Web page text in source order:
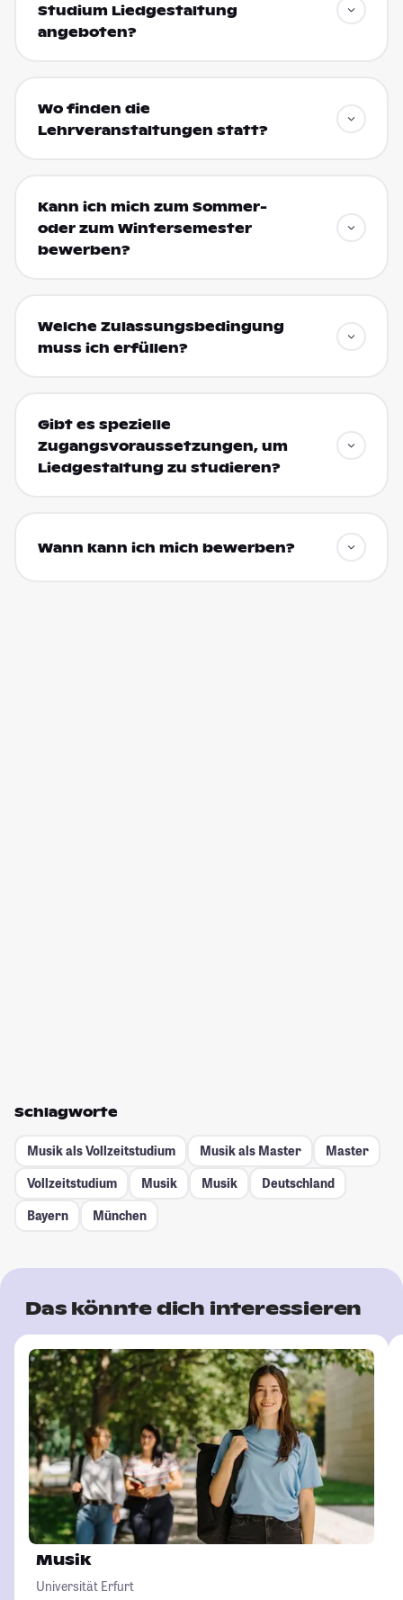
Studium Liedgestaltung
angeboten?
Wo finden die
Lehrveranstaltungen statt?
Kann ich mich zum Sommer-
oder zum Wintersemester
bewerben?
Welche Zulassungsbedingung
muss ich erfüllen?
Gibt es spezielle
Zugangsvoraussetzungen, um
Liedgestaltung zu studieren?
Wann kann ich mich bewerben?
Schlagworte
Musik als Vollzeitstudium Musik als Master
Master
Vollzeitstudium
Musik Musik
Deutschland
Bayern
München
Das könnte dich interessieren
Musik
Universität Erfurt